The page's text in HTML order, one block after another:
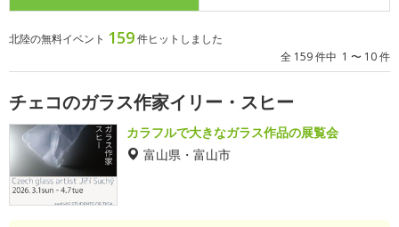
北陸の無料イベント 159件ヒットしました
全 159 件中 1 〜 10 件
チェコのガラス作家イリー・スヒー
カラフルで大きなガラス作品の展覧会
富山県・富山市